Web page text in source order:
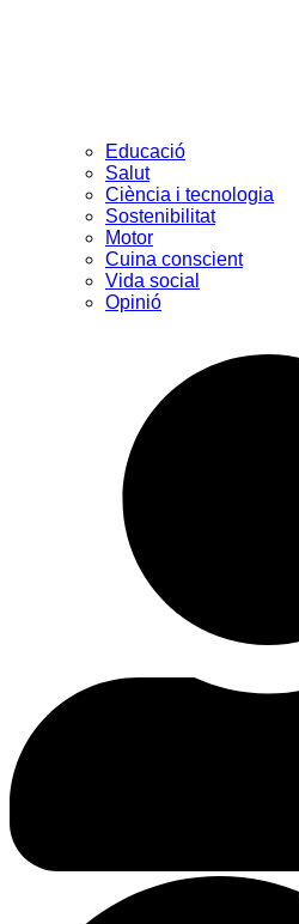
Educació
Salut
Ciència i tecnologia
Sostenibilitat
Motor
Cuina conscient
Vida social
Opinió